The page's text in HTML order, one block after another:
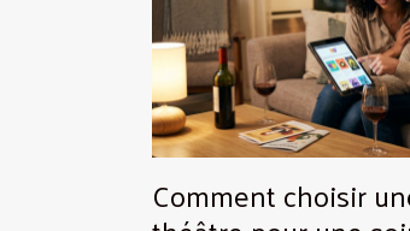
Comment choisir